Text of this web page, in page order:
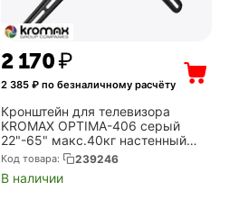
2 170₽
2 385₽ по безналичному расчёту
Кронштейн для телевизора
KROMAX OPTIMA-406 серый
22"-65" макс.40кг настенный
поворот и наклон (Kromax 20240)
Код товара: 239246
В наличии